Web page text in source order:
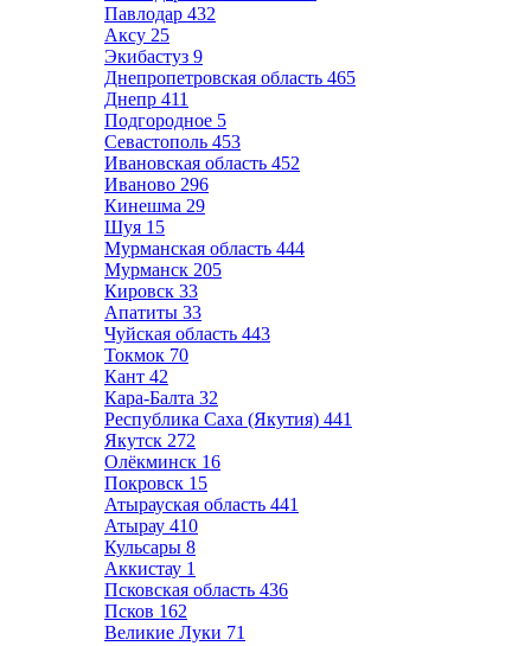
Павлодар 432
Аксу 25
Экибастуз 9
Днепропетровская область 465
Днепр 411
Подгородное 5
Севастополь 453
Ивановская область 452
Иваново 296
Кинешма 29
Шуя 15
Мурманская область 444
Мурманск 205
Кировск 33
Апатиты 33
Чуйская область 443
Токмок 70
Кант 42
Кара-Балта 32
Республика Саха (Якутия) 441
Якутск 272
Олёкминск 16
Покровск 15
Атырауская область 441
Атырау 410
Кульсары 8
Аккистау 1
Псковская область 436
Псков 162
Великие Луки 71